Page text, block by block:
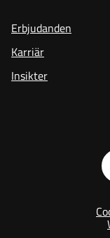
Erbjudanden
Karriär
Insikter